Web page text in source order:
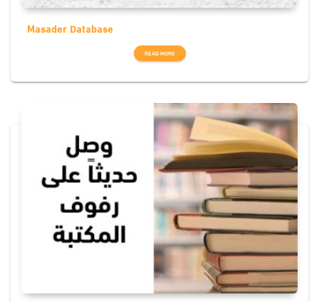
Masader Database
READ MORE